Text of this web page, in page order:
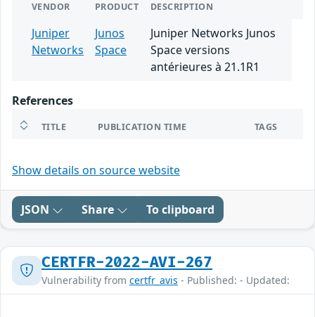
VENDOR PRODUCT DESCRIPTION
Juniper
Networks
Junos
Space
Juniper Networks Junos
Space versions
antérieures à 21.1R1
References
TITLE PUBLICATION TIME TAGS
Show details on source website
JSON Share To clipboard
CERTFR-2022-AVI-267
Vulnerability from certfr_avis - Published: - Updated: